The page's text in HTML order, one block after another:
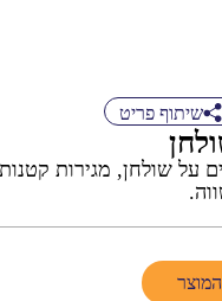
שיתוף פריט
על שולחן, מגירות